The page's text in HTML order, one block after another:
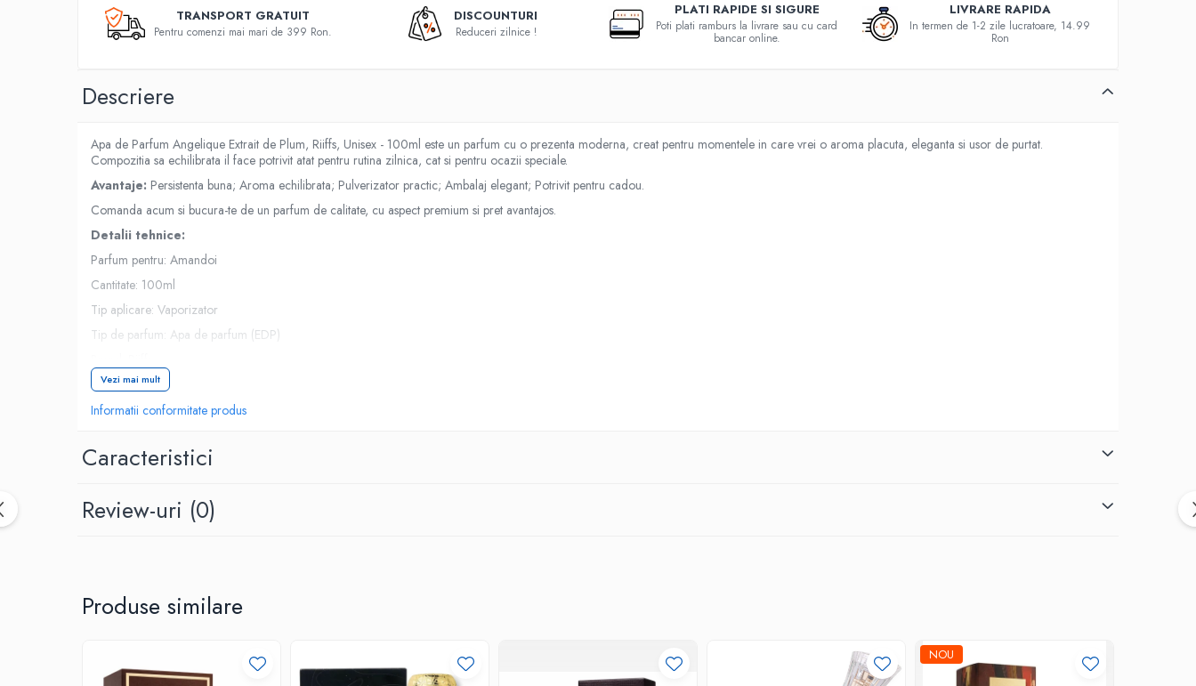
TRANSPORT GRATUIT
Pentru comenzi mai mari de 399 Ron.
DISCOUNTURI
Reduceri zilnice !
PLATI RAPIDE SI SIGURE
Poti plati ramburs la livrare sau cu card
bancar online.
LIVRARE RAPIDA
In termen de 1-2 zile lucratoare, 14.99
Ron
Descriere
Apa de Parfum Angelique Extrait de Plum, Riiffs, Unisex - 100ml este un parfum cu o prezenta moderna, creat pentru momentele in care vrei o aroma placuta, eleganta si usor de purtat.
Compozitia sa echilibrata il face potrivit atat pentru rutina zilnica, cat si pentru ocazii speciale.
Avantaje: Persistenta buna; Aroma echilibrata; Pulverizator practic; Ambalaj elegant; Potrivit pentru cadou.
Comanda acum si bucura-te de un parfum de calitate, cu aspect premium si pret avantajos.
Detalii tehnice:
Parfum pentru: Amandoi
Cantitate: 100ml
Tip aplicare: Vaporizator
Tip de parfum: Apa de parfum (EDP)
Vezi mai mult
Informatii conformitate produs
Caracteristici
Review-uri (0)
Produse similare
NOU